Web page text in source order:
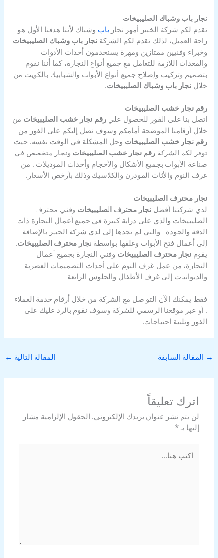
نجار باب وشباك الصليبيخات
تقدم لكم شركة الخبير أمهر نجار باب وشباك لأننا هدفنا الأول هو
راحة العميل، لذلك تقدم لكم الشركةنجار باب وشباك الصليبيخات
وخبراء وفنيين ممتازين ومهرة يستخدمون أحداث الأدوات
والمعدات اللازمة للتعامل مع جميع أنواع النجارة، كما أننا نقوم
بتصميم وتركيب وإصلاح جميع أنواع الأبواب والشبابيك بالكويت من
خلالنجار باب وشباك الصليبيخات.
رقم نجار خشب الصليبيخات
اتصل بنا على الفور للحصول عليرقم نجار خشب الصليبيخات من
خلال أرقامنا الموضحة أمامكم وسوف نصل إليكم على الفور من
رقم نجار خشب الصليبيخات وحل المشكلة في الوقت نفسه. حيث
توفر لكم الشركةرقم نجار خشب الصليبيخات ونجار متخصص في
صناعة الأبواب بجميع الأشكال والأحجام وأحداث الموديلات . من
غرف النوم والأثاث المودرن والكلاسيك وذلك بأرخص الأسعار.
نجار محترف الصليبيخات
لدي شركتنا أفضلنجار محترف الصليبيخات وفني محترف
الصليبيخات والذي على دراية كبيرة في جميع أعمال النجارة ذات
الدقة والجودة . والتي لم تجدها إلى لدي شركة الخبير بالإضافة
إلى أعمال فتح الأبواب وغلقها بواسطةنجار محترف الصليبيخات.
يقومنجار محترف الصليبيخات وفني النجارة بجميع أعمال
النجارة، من عمل غرف النوم على أحداث التصميمات العصرية
والديوانيات إلى غرف الأطفال والجلوس الرائعة
فقط يمكنك الآن التواصل مع الشركة من خلال أرقام خدمة العملاء
. أو عبر موقعنا الرسمي للشركة وسوف نقوم بالرد عليك على
الفور وتلبية احتياجات.
→ المقالة السابقة المقالة التالية ←
اترك تعليقاً
لن يتم نشر عنوان بريدك الإلكتروني. الحقول الإلزامية مشار
إليها بـ*
هنا...